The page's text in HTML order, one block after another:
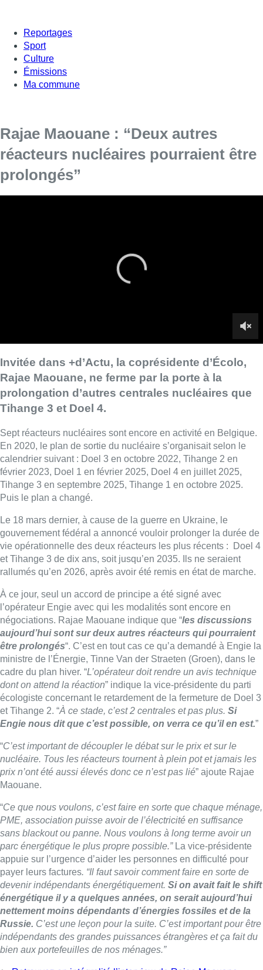
Reportages
Sport
Culture
Émissions
Ma commune
Rajae Maouane : “Deux autres
réacteurs nucléaires pourraient être
prolongés”
Sept réacteurs nucléaires sont encore en activité en Belgique.
février 2023, Doel 1 en février 2025, Doel 4 en juillet 2025,
Tihange 3 en septembre 2025, Tihange 1 en octobre 2025.
Le 18 mars dernier, à cause de la guerre en Ukraine, le
gouvernement fédéral a annoncé vouloir prolonger la durée de
vie opérationnelle des deux réacteurs les plus récents : Doel 4
et Tihange 3 de dix ans, soit jusqu’en 2035. Ils ne seraient
rallumés qu’en 2026, après avoir été remis en état de marche.
À ce jour, seul un accord de principe a été signé avec
l’opérateur Engie avec qui les modalités sont encore en
négociations. Rajae Maouane indique que “ les discussions
aujourd’hui sont sur deux autres réacteurs qui pourraient
être prolongés“. C’est en tout cas ce qu’a demandé à Engie la
ministre de l’Énergie, Tinne Van der Straeten (Groen), dans le
cadre du plan hiver. “
dont on attend la réaction” indique la vice-présidente du parti
écologiste concernant le retardement de la fermeture de Doel 3
et Tihange 2. “À ce stade, c’est 2 centrales et pas plus. Si
Engie nous dit que c’est possible, on verra ce qu’il en est.
“C’est important de découpler le débat sur le prix et sur le
nucléaire. Tous les réacteurs tournent à plein pot et jamais les
prix n’ont été aussi élevés donc ce n’est pas lié” ajoute Rajae
Maouane.
“Ce que nous voulons, c’est faire en sorte que chaque ménage,
PME, association puisse avoir de l’électricité en suffisance
sans blackout ou panne. Nous voulons à long terme avoir un
parc énergétique le plus propre possible.”La vice-présidente
appuie sur l’urgence d’aider les personnes en difficulté pour
payer leurs factures. “Il faut savoir comment faire en sorte de
devenir indépendants énergétiquement.Si on avait fait le shift
énergétique il y a quelques années, on serait aujourd’hui
nettement moins dépendants d’énergies fossiles et de la
Russie. C’est une leçon pour la suite. C’est important pour être
indépendants des grandes puissances étrangères et ça fait du
bien aux portefeuilles de nos ménages.”
►Retrouvez en intégralité l’interview de Rajae Maouane
■Anaïs Corbin / Une interview par Fabrice Grosfilley
Lire aussi :
Canicule : un record absolu de
climatiseurs fixes installés en
Belgique cette année